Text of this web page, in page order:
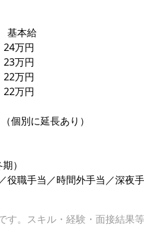
給
円
円
円
円
個別に延長あり）
）
役職手当／時間外手当／深夜
す。スキル・経験・面接結果